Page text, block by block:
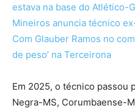
estava na base do Atlético-
Mineiros anuncia técnico
Com Glauber Ramos no
de peso’ na Terceirona
Em 2025, o técnico passou
Negra-MS, Corumbaense-